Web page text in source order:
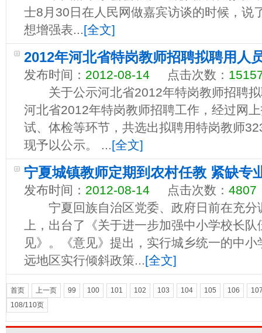
士8月30日在人民网做嘉宾访谈的时候，说
想增强表...[全文]
2012年河北省特岗教师招聘拟聘用人
发布时间： 2012-08-14 点击次数：
关于公示河北省2012年特岗教师招
河北省2012年特岗教师招聘工作，经过网
试、体检等环节，共选出拟聘用特岗教师
现予以公示。 ...[全文]
宁夏城镇教师定期到农村任教 紧缺专
发布时间： 2012-08-14 点击次数： 4807
宁夏回族自治区党委、政府日前在充分
上，出台了《关于进一步加强中小学校长
见》。《意见》提出，实行城乡统一的中
远地区实行倾斜政策...[全文]
首页 上一页 99 100 101 102 103 104 105 106
108/110页